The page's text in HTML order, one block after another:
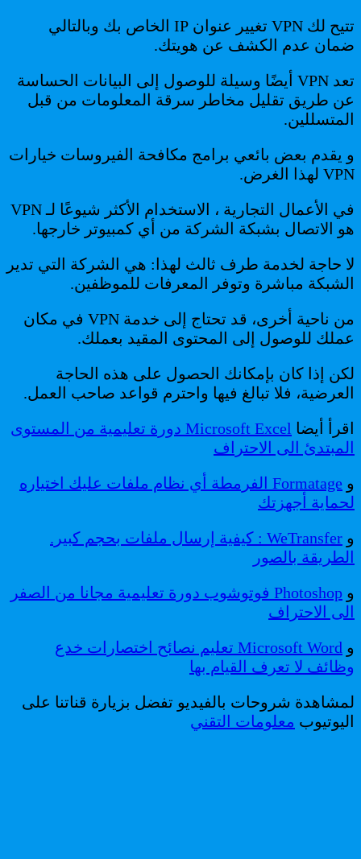
تتيح لك VPN تغيير عنوان IP الخاص بك وبالتالي
ضمان عدم الكشف عن هويتك.
تعد VPN أيضًا وسيلة للوصول إلى البيانات الحساسة
عن طريق تقليل مخاطر سرقة المعلومات من قبل
المتسللين.
و يقدم بعض بائعي برامج مكافحة الفيروسات خيارات
VPN لهذا الغرض.
في الأعمال التجارية ، الاستخدام الأكثر شيوعًا لـ VPN
هو الاتصال بشبكة الشركة من أي كمبيوتر خارجها.
لا حاجة لخدمة طرف ثالث لهذا: هي الشركة التي تدير
الشبكة مباشرة وتوفر المعرفات للموظفين.
من ناحية أخرى، قد تحتاج إلى خدمة VPN في مكان
عملك للوصول إلى المحتوى المقيد بعملك.
لكن إذا كان بإمكانك الحصول على هذه الحاجة
العرضية، فلا تبالغ فيها واحترم قواعد صاحب العمل.
اقرأ أيضا
Microsoft Excel دورة تعليمية من المستوى
المبتدئ الى الاحتراف
و
Formatage الفرمطة أي نظام ملفات عليك اختياره
لحماية أجهزتك
و
WeTransfer : كيفية إرسال ملفات بحجم كبير.
الطريقة بالصور
و
Photoshop فوتوشوب دورة تعليمية مجانا من الصفر
الى الاحتراف
و
Microsoft Word تعليم نصائح اختصارات خدع
وظائف لا تعرف القيام بها
لمشاهدة شروحات بالفيديو تفضل بزيارة قناتنا على
اليوتيوب معلومات التقني